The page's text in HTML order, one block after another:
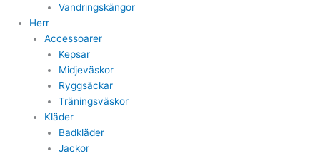
Vandringskängor
Herr
Accessoarer
Kepsar
Midjeväskor
Ryggsäckar
Träningsväskor
Kläder
Badkläder
Jackor